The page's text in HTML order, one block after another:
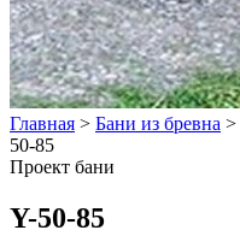
Главная > Бани из бревна >
50-85
Проект бани
Y-50-85